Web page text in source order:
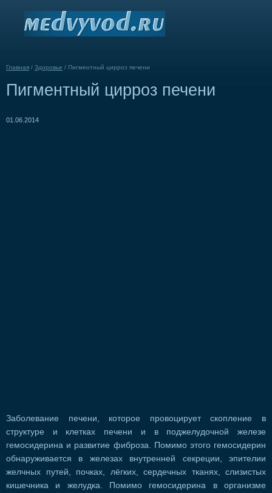
Главная / Здоровье / Пигментный цирроз печени
Пигментный цирроз печени
01.06.2014
Заболевание печени, которое провоцирует скопление в
структуре и клетках печени и в поджелудочной железе
гемосидерина и развитие фиброза. Помимо этого гемосидерин
обнаруживается в железах внутренней секреции, эпителии
желчных путей, почках, лёгких, сердечных тканях, слизистых
кишечника и желудка. Помимо гемосидерина в организме